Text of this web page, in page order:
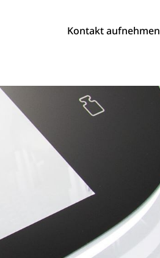
Kontakt aufnehmen